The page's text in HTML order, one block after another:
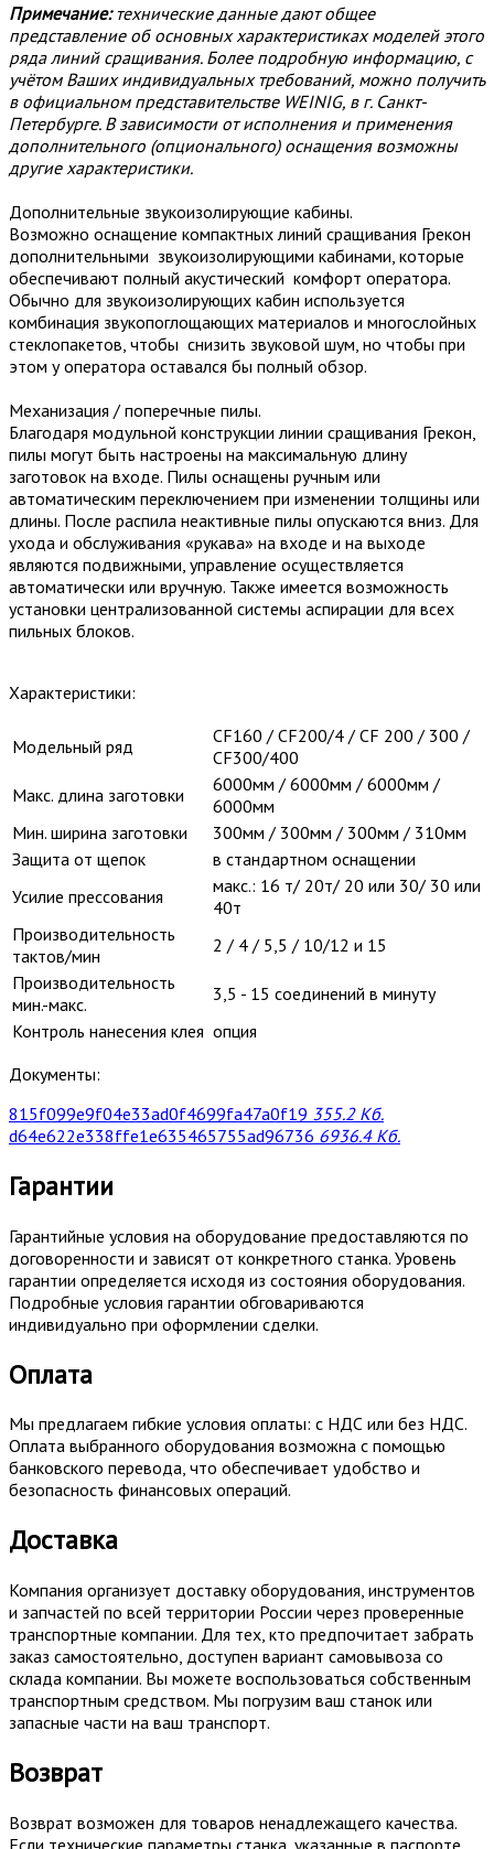
Примечание:технические данные дают общее
представление об основных характеристиках моделей этого
ряда линий сращивания. Более подробную информацию, с
учётом Ваших индивидуальных требований, можно получить
в официальном представительстве WEINIG, в г. Санкт-
Петербурге. В зависимости от исполнения и применения
дополнительного (опционального) оснащения возможны
другие характеристики.
Дополнительные звукоизолирующие кабины.
Возможно оснащение компактных линий сращивания Грекон
дополнительными звукоизолирующими кабинами, которые
обеспечивают полный акустический комфорт оператора.
Обычно для звукоизолирующих кабин используется
комбинация звукопоглощающих материалов и многослойных
стеклопакетов, чтобы снизить звуковой шум, но чтобы при
этом у оператора оставался бы полный обзор.
Механизация / поперечные пилы.
Благодаря модульной конструкции линии сращивания Грекон,
пилы могут быть настроены на максимальную длину
заготовок на входе. Пилы оснащены ручным или
автоматическим переключением при изменении толщины или
длины. После распила неактивные пилы опускаются вниз. Для
ухода и обслуживания «рукава» на входе и на выходе
являются подвижными, управление осуществляется
автоматически или вручную. Также имеется возможность
установки централизованной системы аспирации для всех
пильных блоков.
Характеристики:
Модельный ряд
CF160 / СF200/4 / CF 200 / 300 /
СF300/400
Макс. длина заготовки
6000мм / 6000мм / 6000мм /
6000мм
Мин. ширина заготовки
300мм / 300мм / 300мм / 310мм
Защита от щепок
в стандартном оснащении
Усилие прессования
макс.: 16 т/ 20т/ 20 или 30/ 30 или
40т
Производительность
тактов/мин
2 / 4 / 5,5 / 10/12 и 15
Производительность
мин.-макс.
3,5 - 15 соединений в минуту
Контроль нанесения клея опция
Документы:
815f099e9f04e33ad0f4699fa47a0f19 355.2 Кб.
d64e622e338ffe1e635465755ad96736 6936.4 Кб.
Гарантии
Гарантийные условия на оборудование предоставляются по
договоренности и зависят от конкретного станка. Уровень
гарантии определяется исходя из состояния оборудования.
Подробные условия гарантии обговариваются
индивидуально при оформлении сделки.
Оплата
Мы предлагаем гибкие условия оплаты: с НДС или без НДС.
Оплата выбранного оборудования возможна с помощью
банковского перевода, что обеспечивает удобство и
безопасность финансовых операций.
Доставка
Компания организует доставку оборудования, инструментов
и запчастей по всей территории России через проверенные
транспортные компании. Для тех, кто предпочитает забрать
заказ самостоятельно, доступен вариант самовывоза со
склада компании. Вы можете воспользоваться собственным
транспортным средством. Мы погрузим ваш станок или
запасные части на ваш транспорт.
Возврат
Возврат возможен для товаров ненадлежащего качества.